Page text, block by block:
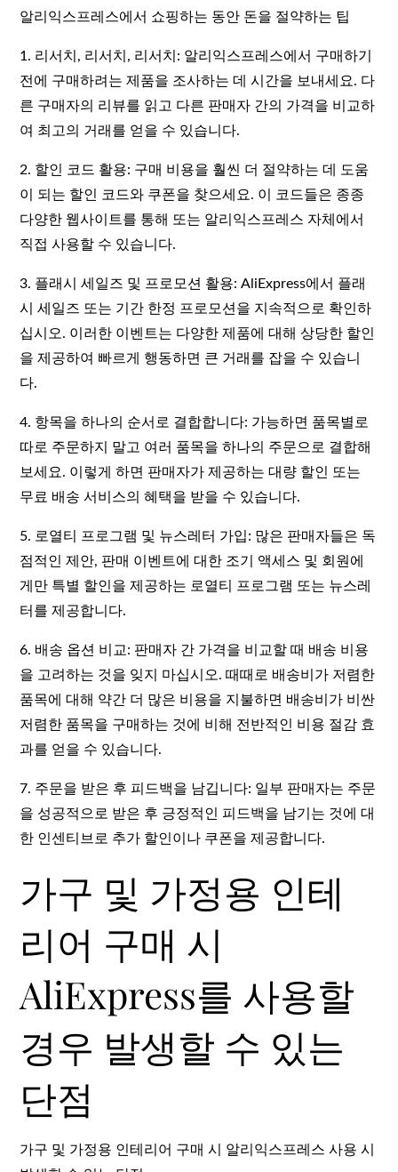
알리익스프레스에서 쇼핑하는 동안 돈을 절약하는 팁
1. 리서치, 리서치, 리서치: 알리익스프레스에서 구매하기
전에 구매하려는 제품을 조사하는 데 시간을 보내세요. 다
른 구매자의 리뷰를 읽고 다른 판매자 간의 가격을 비교하
여 최고의 거래를 얻을 수 있습니다.
2. 할인 코드 활용: 구매 비용을 훨씬 더 절약하는 데 도움
이 되는 할인 코드와 쿠폰을 찾으세요. 이 코드들은 종종
다양한 웹사이트를 통해 또는 알리익스프레스 자체에서
직접 사용할 수 있습니다.
3. 플래시 세일즈 및 프로모션 활용: AliExpress에서 플래
시 세일즈 또는 기간 한정 프로모션을 지속적으로 확인하
십시오. 이러한 이벤트는 다양한 제품에 대해 상당한 할인
을 제공하여 빠르게 행동하면 큰 거래를 잡을 수 있습니
다.
4. 항목을 하나의 순서로 결합합니다: 가능하면 품목별로
따로 주문하지 말고 여러 품목을 하나의 주문으로 결합해
보세요. 이렇게 하면 판매자가 제공하는 대량 할인 또는
무료 배송 서비스의 혜택을 받을 수 있습니다.
5. 로열티 프로그램 및 뉴스레터 가입: 많은 판매자들은 독
점적인 제안, 판매 이벤트에 대한 조기 액세스 및 회원에
게만 특별 할인을 제공하는 로열티 프로그램 또는 뉴스레
터를 제공합니다.
6. 배송 옵션 비교: 판매자 간 가격을 비교할 때 배송 비용
을 고려하는 것을 잊지 마십시오. 때때로 배송비가 저렴한
품목에 대해 약간 더 많은 비용을 지불하면 배송비가 비싼
저렴한 품목을 구매하는 것에 비해 전반적인 비용 절감 효
과를 얻을 수 있습니다.
7. 주문을 받은 후 피드백을 남깁니다: 일부 판매자는 주문
을 성공적으로 받은 후 긍정적인 피드백을 남기는 것에 대
한 인센티브로 추가 할인이나 쿠폰을 제공합니다.
가구 및 가정용 인테
리어 구매 시
AliExpress를 사용할
경우 발생할 수 있는
단점
가구 및 가정용 인테리어 구매 시 알리익스프레스 사용 시